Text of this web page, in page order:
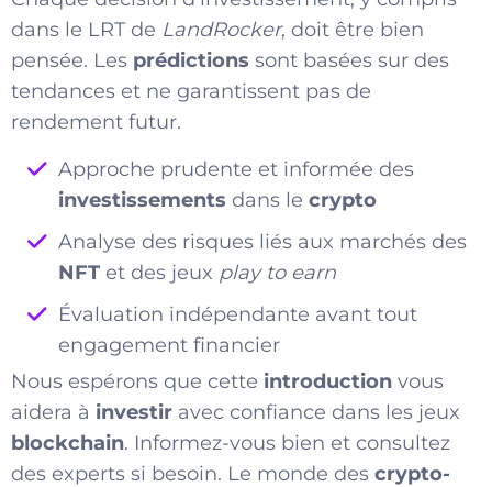
dans le LRT de LandRocker, doit être bien
pensée. Les prédictions sont basées sur des
tendances et ne garantissent pas de
rendement futur.
Approche prudente et informée des
investissements dans le crypto
Analyse des risques liés aux marchés des
NFT et des jeux play to earn
Évaluation indépendante avant tout
engagement financier
Nous espérons que cette introduction vous
aidera à investir avec confiance dans les jeux
blockchain. Informez-vous bien et consultez
des experts si besoin. Le monde des crypto-